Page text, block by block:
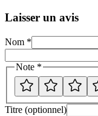
Laisser un avis
Nom *
Note *
Titre (optionnel)